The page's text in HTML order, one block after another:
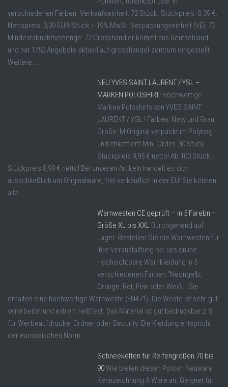
verschiedenen Farben. Verkaufseinheit: 72 Stück. Stückpreis: 0.39 €.
Nettopreis: 0,39 EUR/Stück + 19% MwSt. Verpackungseinheit (VE): 72
Mindestabnahmemenge: 72 Grosshändler kommt aus Deutschland
und hat 1752 Angebote aktuell auf grosshandel-zentrum eingestellt.
Weitere ...
NEU YVES SAINT LAURENT / YSL –
MARKEN POLOSHIRT! Hochwertige
Marken Poloshirts von YVES SAINT
LAURENT / YSL ! Farben: Navy und Grau
Größe: M Original verpackt im Polybag
und etikettiert! Min.-Order: 30 Stück -
Stückpreis 9,95 € netto! Ab 100 Stück -
Stückpreis 8,99 € netto! Bei unseren Artikeln handelt es sich
ausschließlich um Originalware, frei verkäuflich in der EU! Sie können
alle ...
Warnwesten CE geprüft – in 5 Farebn –
Größe XL bis XXL Durchgehend auf
Lager. Bestellen Sie die Warnwesten für
Ihre Veranstalltung bei uns online.
Hochsichtbare Warnkleidung in 5
verschiedenen Farben "Neongelb,
Orange, Rot, Pink oder Weiß". Sie
erhalten eine hochwertige Warnweste (EN471). Die Weste ist sehr gut
verarbeitet und extrem reißfest. Das Material ist gut bedruckbar z.B.
für Werbeaufdrucke, Ordner oder Security. Die Kleidung entspricht
der europäischen Norm ...
Schneeketten für Reifengrößen 70 bis
90Wie bieten diesen Posten Neuware
Kennzeichnung A Ware an. Geignet für